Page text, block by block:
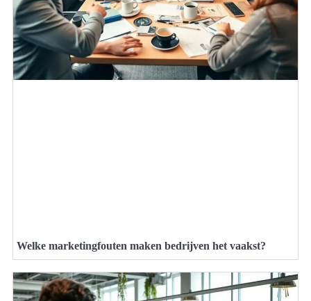
Welke marketingfouten maken bedrijven het vaakst?